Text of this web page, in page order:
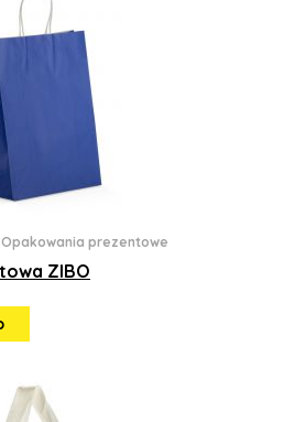
Opakowania prezentowe
ZIBO